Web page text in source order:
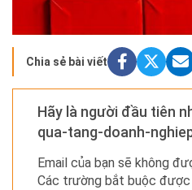
Chia sẻ bài viết
Hãy là người đầu tiên
qua-tang-doanh-
Email của bạn sẽ không
Các trường bắt buộc được